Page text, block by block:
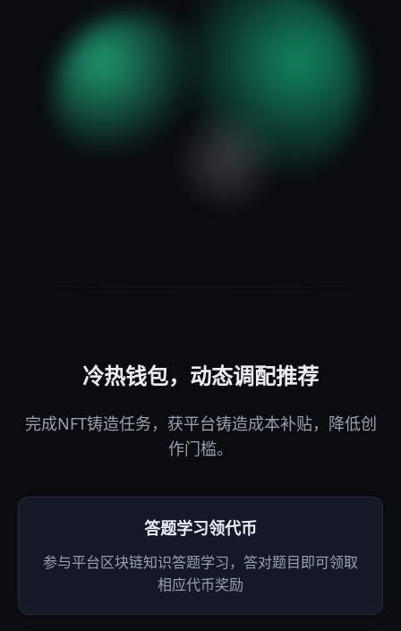
冷热钱包，动态调配推荐
完成NFT铸造任务，获平台铸造成本补贴，降低创
作门槛。
答题学习领代币
参与平台区块链知识答题学习，答对题目即可领取
相应代币奖励